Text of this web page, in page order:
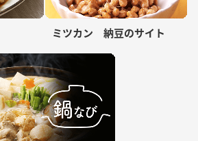
ミツカン 納豆のサイト